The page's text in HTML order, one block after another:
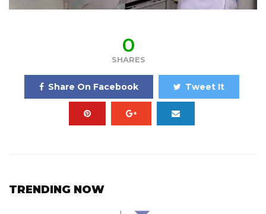
0
SHARES
Share On Facebook Tweet It
TRENDING NOW